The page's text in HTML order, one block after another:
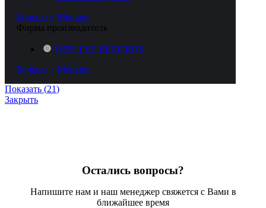
Больше + Меньше
Фирма производитель
IMPULSE RECORDS
Больше + Меньше
Показать (21)
Закрыть
Остались вопросы?
Напишите нам и наш менеджер свяжется с Вами в
ближайшее время